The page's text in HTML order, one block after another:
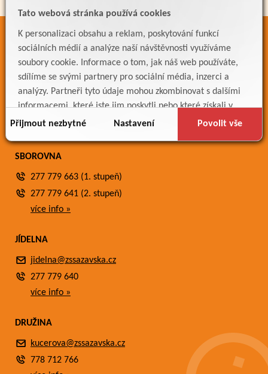
Tato webová stránka používá cookies
K personalizaci obsahu a reklam, poskytování funkcí
sociálních médií a analýze naší návštěvnosti využíváme
soubory cookie. Informace o tom, jak náš web používáte,
sdílíme se svými partnery pro sociální média, inzerci a
analýzy. Partneři tyto údaje mohou zkombinovat s dalšími
informacemi, které jste jim poskytli nebo které získali v
důsledku toho, že používáte jejich služby.
Přijmout nezbytné Nastavení Povolit vše
ODKAZY
Bakaláři
Jídelníček
Meteostanice
Fotogalerie
Kontakty
SBOROVNA
277 779 663 (1. stupeň)
277 779 641 (2. stupeň)
více info »
JÍDELNA
jidelna@zssazavska.cz
277 779 640
více info »
DRUŽINA
kucerova@zssazavska.cz
778 712 766